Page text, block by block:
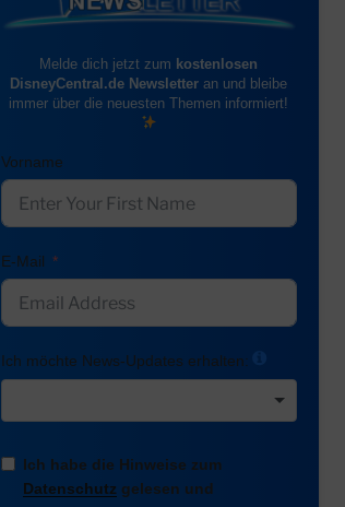
Melde dich jetzt zum kostenlosen
DisneyCentral.de Newsletter an und bleibe
immer über die neuesten Themen informiert!
Vorname
E-Mail
Ich möchte News-Updates erhalten:
Ich habe die Hinweise zum
Datenschutz gelesen und